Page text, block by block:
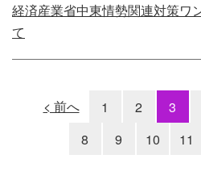
経済産業省中東情勢関連対策ワ
て
< 前へ 1 2 3
8
9 10 11